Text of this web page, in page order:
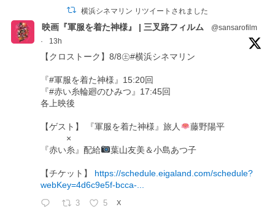
横浜シネマリン リツイートされました
映画『軍服を着た神様』 | 三叉路フィルム
@sansarofilm
·
13h
【クロストーク】8/8㊏#横浜シネマリン
『#軍服を着た神様』15:20回
『#赤い糸輪廻のひみつ』17:45回
各上映後
【ゲスト】 『軍服を着た神様』旅人
藤野陽平
×
『赤い糸』配給
葉山友美＆小島あつ子
【チケット】 https://schedule.eigaland.com/schedule?
webKey=4d6c9e5f-bcca-...
3 5 X